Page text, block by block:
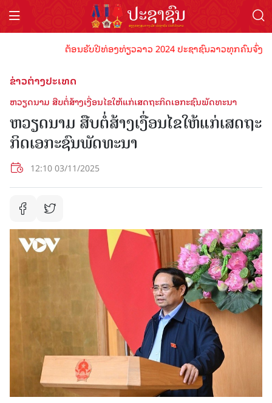
ຕ້ອນຮັບປີທ່ອງທ່ຽວລາວ 2024 ປະຊາຊົນລາວທຸກຄົນຈົ່ງ
ຂ່າວຕ່າງປະເທດ
ຫວຽດນາມ ສືບ​ຕໍ່​ສ້າງ​ເງື່ອນ​ໄຂ​ໃຫ້​ແກ່​ເສດ​ຖະ​ກິດ​ເອ​ກະ​ຊົນ​ພັດ​ທະ​ນາ
ຫວຽດນາມ ສືບ​ຕໍ່​ສ້າງ​ເງື່ອນ​ໄຂ​ໃຫ້​ແກ່​ເສດ​ຖະ​
ກິດ​ເອ​ກະ​ຊົນ​ພັດ​ທະ​ນາ
12:10 03/11/2025